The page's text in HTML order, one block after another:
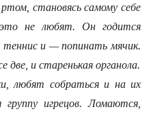
становясь самому себе
не любят. Он годится
теннис и — попинать мячик.
и старенькая органола.
любят собраться и на их
игрецов. Ломаются,